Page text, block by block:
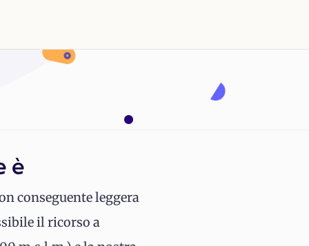
è
conseguente leggera
il ricorso a